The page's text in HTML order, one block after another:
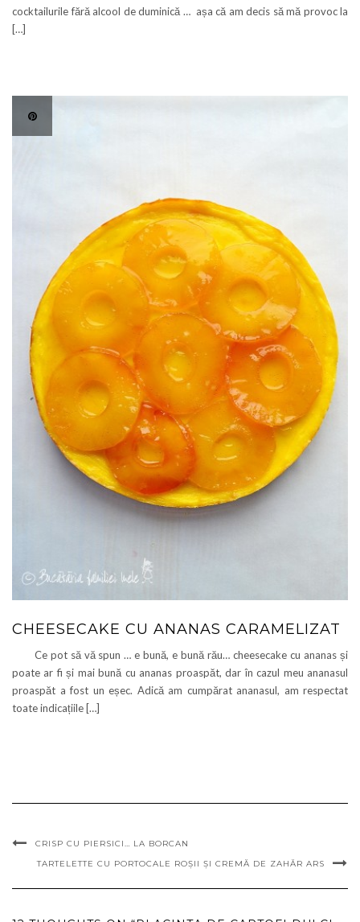
cocktailurile fără alcool de duminică … așa că am decis să mă provoc la
[…]
CHEESECAKE CU ANANAS CARAMELIZAT
Ce pot să vă spun … e bună, e bună rău… cheesecake cu ananas și
poate ar fi și mai bună cu ananas proaspăt, dar în cazul meu ananasul
proaspăt a fost un eșec. Adică am cumpărat ananasul, am respectat
toate indicațiile […]
CRISP CU PIERSICI… LA BORCAN
TARTELETTE CU PORTOCALE ROȘII ȘI CREMĂ DE ZAHĂR ARS